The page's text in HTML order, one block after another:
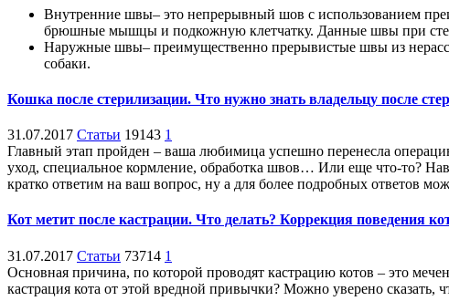
Внутренние швы– это непрерывный шов с использованием
брюшные мышцы и подкожную клетчатку. Данные швы при
Наружные швы– преимущественно прерывистые швы из
собаки.
Кошка после стерилизации. Что нужно знать владельцу после
31.07.2017 Статьи 19143 1
Главный этап пройден – ваша любимица успешно перенесла
уход, специальное кормление, обработка швов… Или еще что-то?
кратко ответим на ваш вопрос, ну а для более подробных ответов
Кот метит после кастрации. Что делать? Коррекция поведения
31.07.2017 Статьи 73714 1
Основная причина, по которой проводят кастрацию котов – это
кастрация кота от этой вредной привычки? Можно уверено сказать,